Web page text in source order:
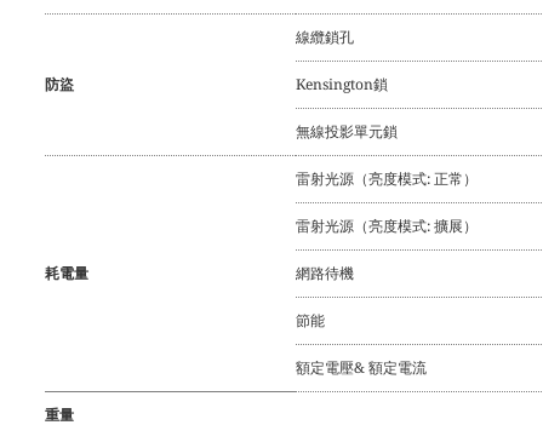
防盜
線纜鎖孔
Kensington鎖
無線投影單元鎖
耗電量
雷射光源（亮度模式: 正常）
雷射光源（亮度模式: 擴展）
網路待機
節能
額定電壓& 額定電流
重量